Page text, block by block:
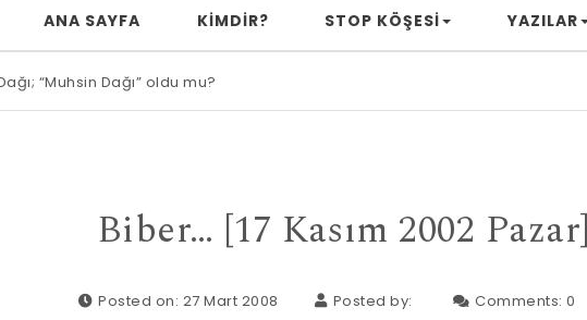
ANA SAYFA KİMDİR? STOP KÖŞESI YAZILAR
“Muhsin Dağı” oldu mu?
Biber… [17 Kasım 2002
Posted on: 27 Mart 2008 Posted by: Comments: 0